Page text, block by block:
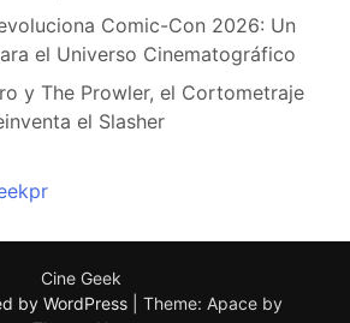
Comic-Con 2026: Un
el Universo Cinematográfico
y The Prowler, el Cortometraje
el Slasher
Cine Geek
by WordPress
Theme: Apace by